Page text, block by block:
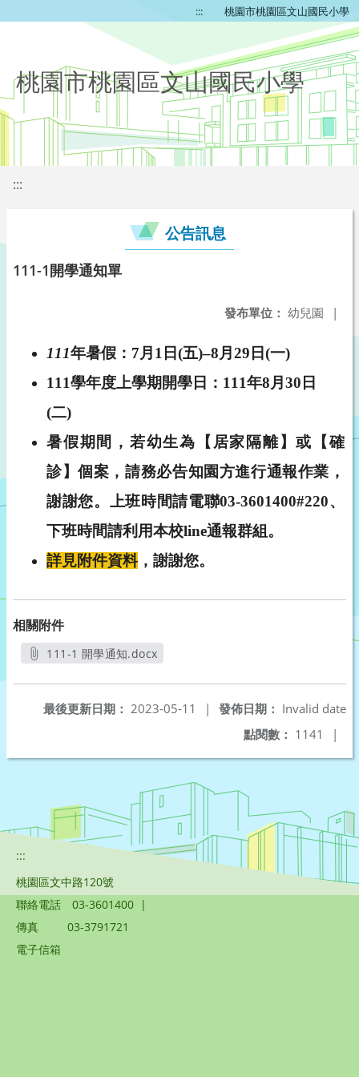
::: 桃園市桃園區文山國民小學
桃園市桃園區文山國民小學
:::
公告訊息
111-1開學通知單
發布單位： 幼兒園 |
111年暑假：7月1日(五)–8月29日(一)
111學年度上學期開學日：111年8月30日
(二)
暑假期間，若幼生為【居家隔離】或【確
診】個案，請務必告知園方進行通報作業，
謝謝您。上班時間請電聯03-3601400#220、
下班時間請利用本校line通報群組。
詳見附件資料，謝謝您。
相關附件
111-1 開學通知.docx
發佈日期： Invalid date
最後更新日期： 2023-05-11
|
點閱數： 1141 |
:::
桃園區文中路120號
聯絡電話
03-3601400 |
傳真
03-3791721
電子信箱